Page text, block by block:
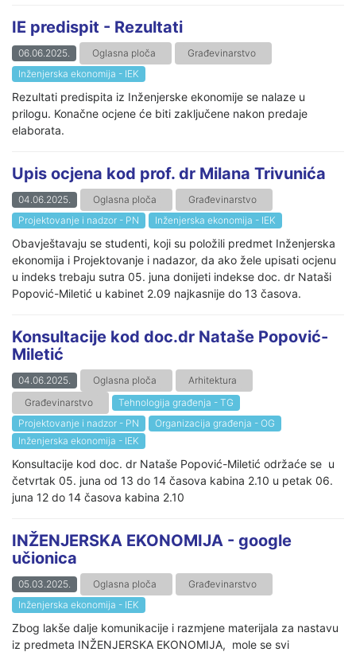
IE predispit - Rezultati
06.06.2025. Oglasna ploča
Građevinarstvo
Inženjerska ekonomija - IEK
Rezultati predispita iz Inženjerske ekonomije se nalaze u
prilogu. Konačne ocjene će biti zaključene nakon predaje
elaborata.
Upis ocjena kod prof. dr Milana Trivunića
04.06.2025. Oglasna ploča
Građevinarstvo
Projektovanje i nadzor - PN
Inženjerska ekonomija - IEK
Obavještavaju se studenti, koji su položili predmet Inženjerska
ekonomija i Projektovanje i nadazor, da ako žele upisati ocjenu
u indeks trebaju sutra 05. juna donijeti indekse doc. dr Nataši
Popović-Miletić u kabinet 2.09 najkasnije do 13 časova.
Konsultacije kod doc.dr Nataše Popović-
Miletić
04.06.2025. Oglasna ploča
Arhitektura
Građevinarstvo
Tehnologija građenja - TG
Projektovanje i nadzor - PN
Organizacija građenja - OG
Inženjerska ekonomija - IEK
Konsultacije kod doc. dr Nataše Popović-Miletić održaće se u
četvrtak 05. juna od 13 do 14 časova kabina 2.10 u petak 06.
juna 12 do 14 časova kabina 2.10
INŽENJERSKA EKONOMIJA - google
učionica
05.03.2025. Oglasna ploča
Građevinarstvo
Inženjerska ekonomija - IEK
Zbog lakše dalje komunikacije i razmjene materijala za nastavu
iz predmeta INŽENJERSKA EKONOMIJA, mole se svi